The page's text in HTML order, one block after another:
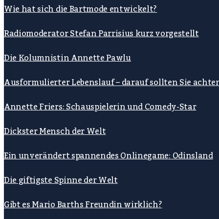
Wie hat sich die Bartmode entwickelt?
Radiomoderator Stefan Parrisius kurz vorgestellt
Die Kolumnistin Annette Pawlu
Ausformulierter Lebenslauf – darauf sollten Sie
Annette Friers: Schauspielerin und Comedy-Star
Dickster Mensch der Welt
Ein unverändert spannendes Onlinegame: Odinsland
Die giftigste Spinne der Welt
Gibt es Mario Barths Freundin wirklich?